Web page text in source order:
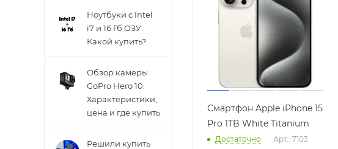
Смартфон Apple iPhone 15
Pro 1TB White Titanium
Достаточно Арт.: 7103
Ноутбуки с Intel
i7 и 16 Гб ОЗУ.
Какой купить?
Обзор камеры
GoPro Hero 10.
Характеристики,
цена и где купить
Решили купить